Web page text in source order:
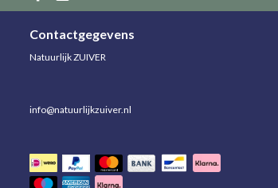
Contactgegevens
Natuurlijk ZUIVER
info@natuurlijkzuiver.nl